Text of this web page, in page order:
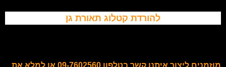
להורדת קטלוג תאורת גן